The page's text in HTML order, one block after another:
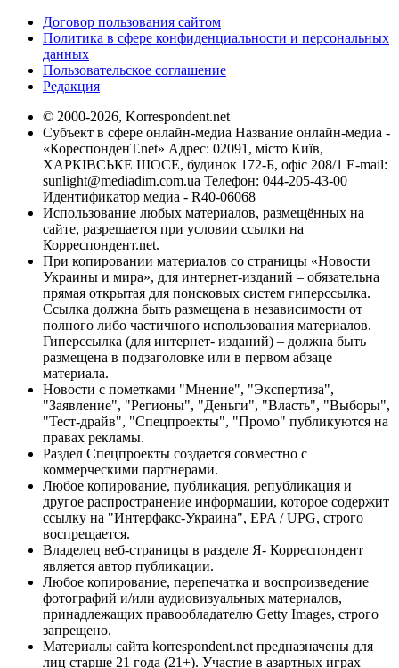
Договор пользования сайтом
Политика в сфере конфиденциальности и персональных
данных
Пользовательское соглашение
Редакция
© 2000-2026, Korrespondent.net
Субъект в сфере онлайн-медиа Название онлайн-медиа -
«КореспонденТ.net» Адрес: 02091, місто Київ,
ХАРКІВСЬКЕ ШОСЕ, будинок 172-Б, офіс 208/1 E-mail:
sunlight@mediadim.com.ua Телефон: 044-205-43-00
Идентификатор медиа - R40-06068
Использование любых материалов, размещённых на
сайте, разрешается при условии ссылки на
Корреспондент.net.
При копировании материалов со страницы «Новости
Украины и мира», для интернет-изданий – обязательна
прямая открытая для поисковых систем гиперссылка.
Ссылка должна быть размещена в независимости от
полного либо частичного использования материалов.
Гиперссылка (для интернет- изданий) – должна быть
размещена в подзаголовке или в первом абзаце
материала.
Новости с пометками "Мнение", "Экспертиза",
"Заявление", "Регионы", "Деньги", "Власть", "Выборы",
"Тест-драйв", "Спецпроекты", "Промо" публикуются на
правах рекламы.
Раздел Спецпроекты создается совместно с
коммерческими партнерами.
Любое копирование, публикация, републикация и
другое распространение информации, которое содержит
ссылку на "Интерфакс-Украина", EPA / UPG, строго
воспрещается.
Владелец веб-страницы в разделе Я- Корреспондент
является автор публикации.
Любое копирование, перепечатка и воспроизведение
фотографий и/или аудиовизуальных материалов,
принадлежащих правообладателю Getty Images, строго
запрещено.
Материалы сайта korrespondent.net предназначены для
лиц старше 21 года (21+). Участие в азартных играх